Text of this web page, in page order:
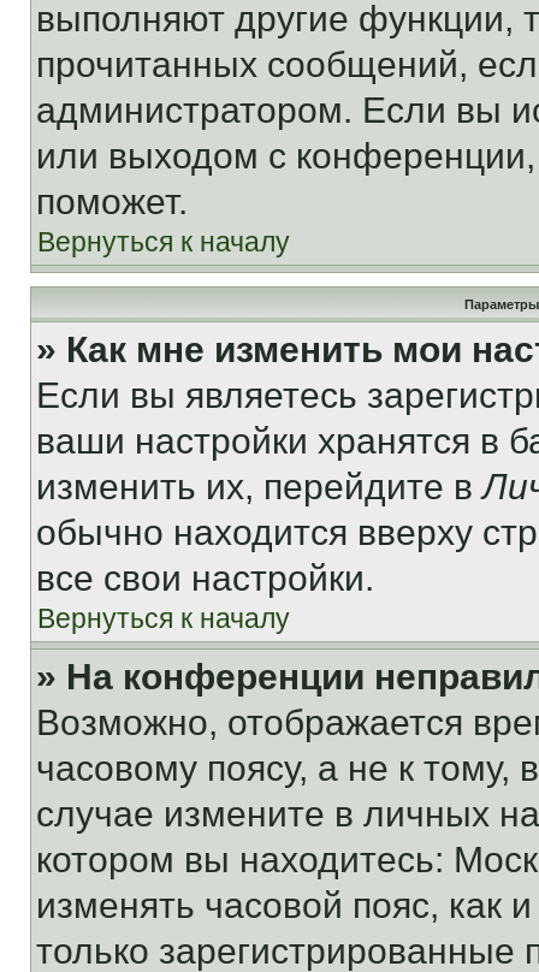
выполняют другие функции,
прочитанных сообщений,
администратором. Если вы
или выходом с
поможет.
Вернуться к началу
Параметры
» Как мне изменить мои
Если вы являетесь
ваши настройки хранятся в
изменить их, перейдите в
обычно находится вверху
все свои настройки.
Вернуться к началу
» На конференции
Возможно, отображается
часовому поясу, а не к тому,
случае измените в личных
котором вы находитесь:
изменять часовой пояс, как
только